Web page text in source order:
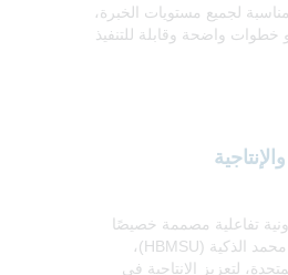
لجميع مستويات الخبرة،
خطوات واضحة وقابلة للتنفيذ
تفاعلية مصممة خصيصًا
لجامعة حمدان بن محمد الذكية (HBMSU)،
لتعزيز الإنتاجية في